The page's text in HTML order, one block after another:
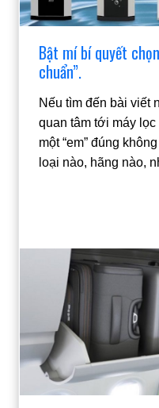
Bật mí bí quyết
chuẩn”.
Nếu tìm đến bài viết
quan tâm tới máy
một “em” đúng
loại nào, hãng nào,